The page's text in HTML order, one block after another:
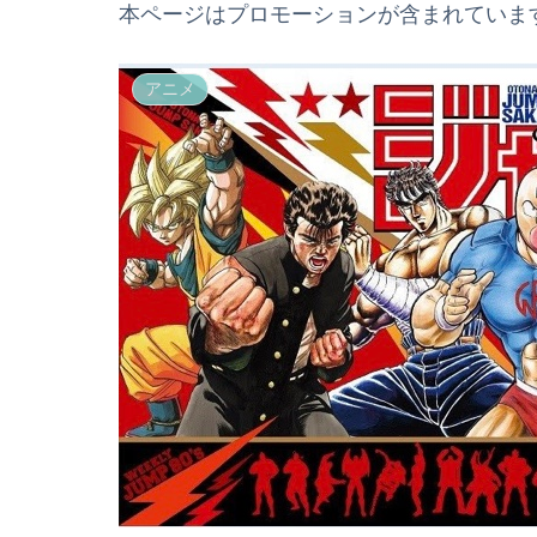
本ページはプロモーションが含まれていま
アニメ